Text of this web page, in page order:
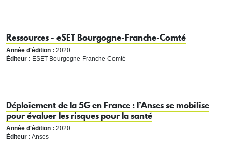
Ressources - eSET Bourgogne-Franche-Comté
Année d'édition : 2020
Éditeur : ESET Bourgogne-Franche-Comté
Déploiement de la 5G en France : l’Anses se mobilise
pour évaluer les risques pour la santé
Année d'édition : 2020
Éditeur : Anses